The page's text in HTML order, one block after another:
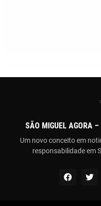
SÃO MIGUEL AGORA –
Um novo conceito em
responsabilidade em